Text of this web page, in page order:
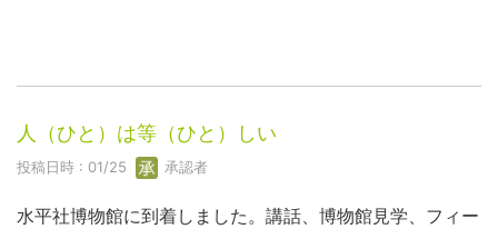
人（ひと）は等（ひと）しい
投稿日時 : 01/25 承認者
水平社博物館に到着しました。講話、博物館見学、フィー